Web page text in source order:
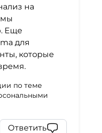
на
мы
Еще
для
которые
по теме
Ответить